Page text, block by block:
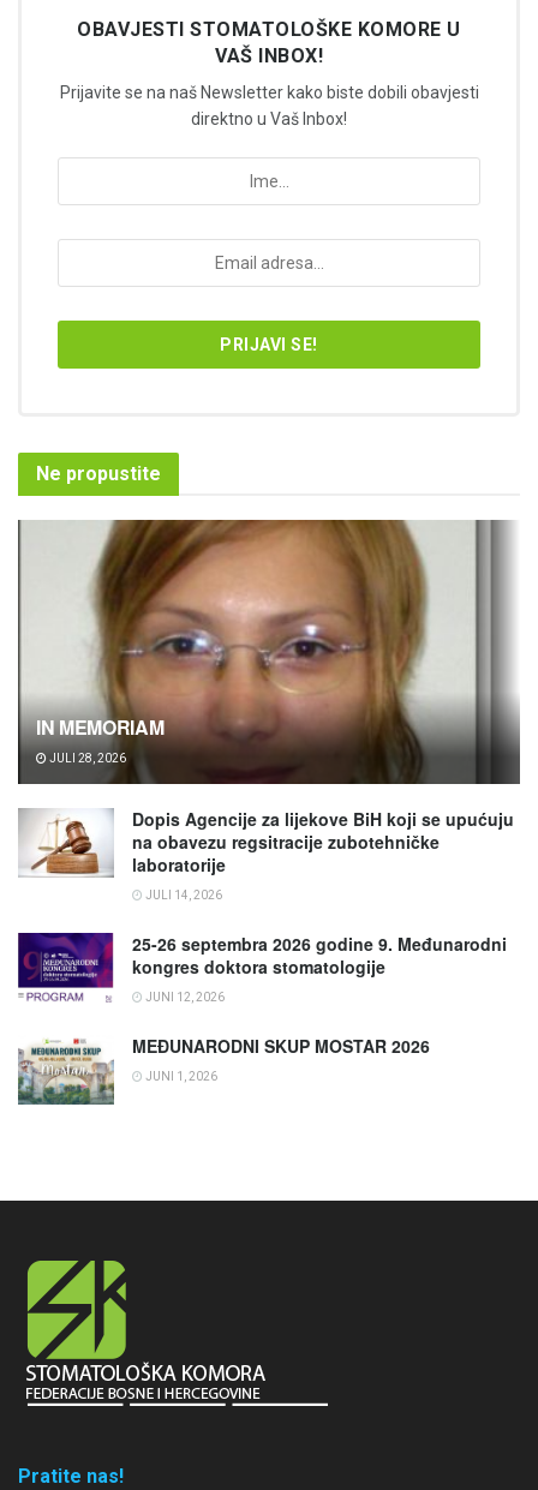
OBAVJESTI STOMATOLOŠKE KOMORE U
VAŠ INBOX!
Prijavite se na naš Newsletter kako biste dobili obavjesti
direktno u Vaš Inbox!
Ne propustite
IN MEMORIAM
JULI 28, 2026
Dopis Agencije za lijekove BiH koji se upućuju
na obavezu regsitracije zubotehničke
laboratorije
JULI 14, 2026
25-26 septembra 2026 godine 9. Međunarodni
kongres doktora stomatologije
JUNI 12, 2026
MEĐUNARODNI SKUP MOSTAR 2026
JUNI 1, 2026
Pratite nas!